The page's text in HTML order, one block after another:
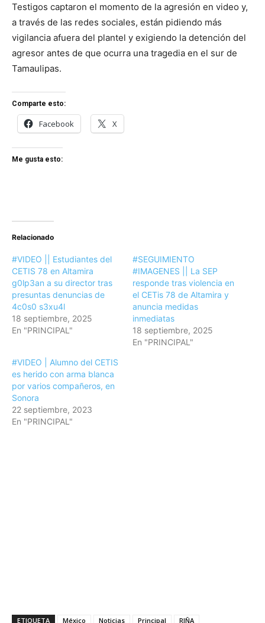
Testigos captaron el momento de la agresión en video y,
a través de las redes sociales, están pidiendo más
vigilancia afuera del plantel y exigiendo la detención del
agresor antes de que ocurra una tragedia en el sur de
Tamaulipas.
Comparte esto:
Facebook X
Me gusta esto:
Relacionado
#VIDEO || Estudiantes del
CETIS 78 en Altamira
g0lp3an a su director tras
presuntas denuncias de
4c0s0 s3xu4l
18 septiembre, 2025
En "PRINCIPAL"
#SEGUIMIENTO
#IMAGENES || La SEP
responde tras violencia en
el CETis 78 de Altamira y
anuncia medidas
inmediatas
18 septiembre, 2025
En "PRINCIPAL"
#VIDEO | Alumno del CETIS
es herido con arma blanca
por varios compañeros, en
Sonora
22 septiembre, 2023
En "PRINCIPAL"
ETIQUETA México Noticias Principal RIÑA